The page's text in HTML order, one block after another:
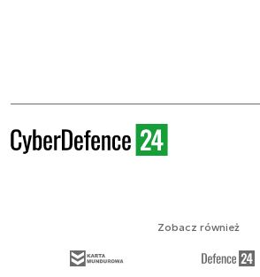
Zobacz również